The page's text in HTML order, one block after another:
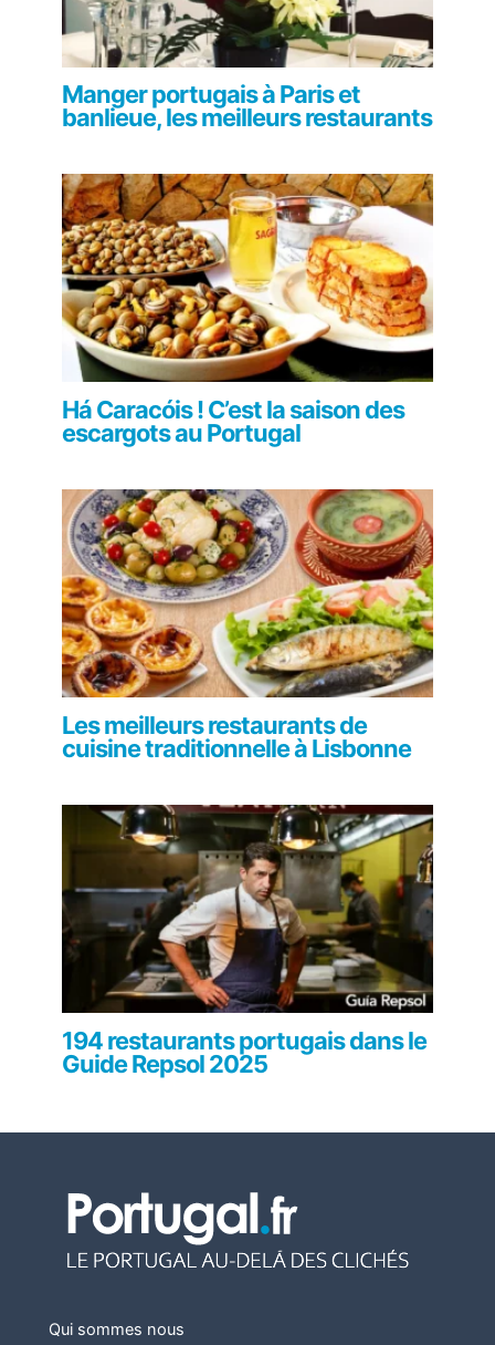
Manger portugais à Paris et
banlieue, les meilleurs restaurants
Há Caracóis ! C’est la saison des
escargots au Portugal
Les meilleurs restaurants de
cuisine traditionnelle à Lisbonne
194 restaurants portugais dans le
Guide Repsol 2025
Qui sommes nous